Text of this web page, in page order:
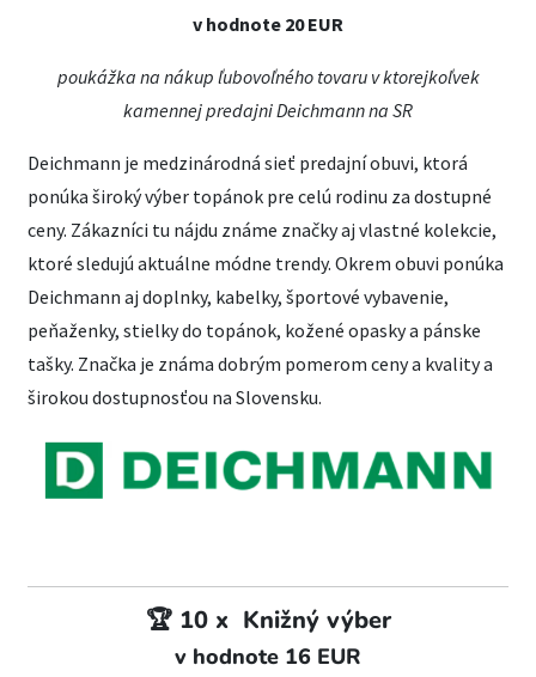
v hodnote 20 EUR
poukážka na nákup ľubovoľného tovaru v ktorejkoľvek
kamennej predajni Deichmann na SR
Deichmann je medzinárodná sieť predajní obuvi, ktorá
ponúka široký výber topánok pre celú rodinu za dostupné
ceny. Zákazníci tu nájdu známe značky aj vlastné kolekcie,
ktoré sledujú aktuálne módne trendy. Okrem obuvi ponúka
Deichmann aj doplnky, kabelky, športové vybavenie,
peňaženky, stielky do topánok, kožené opasky a pánske
tašky. Značka je známa dobrým pomerom ceny a kvality a
širokou dostupnosťou na Slovensku.
🏆 10 x Knižný výber
v hodnote 16 EUR